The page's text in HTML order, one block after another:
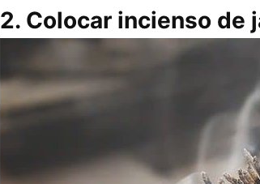
2. Colocar incienso de